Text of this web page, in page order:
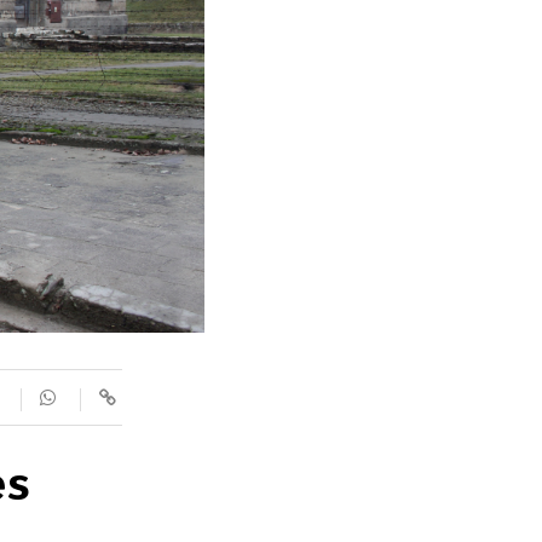
SUPLEMENTS
Fotogaleries
9magazín
Agenda
Blogosfera